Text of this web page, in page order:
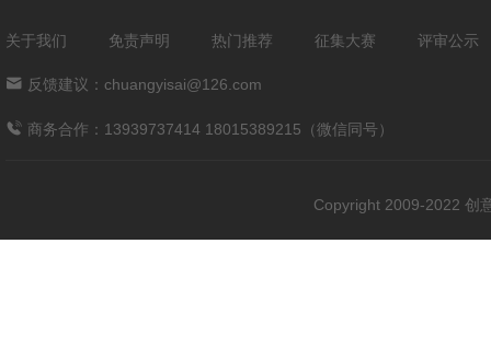
关于我们 免责声明 热门推荐 征集大赛 评审公示
反馈建议：chuangyisai@126.com
商务合作：13939737414 18015389215（微信同号）
Copyright 2009-2022 创